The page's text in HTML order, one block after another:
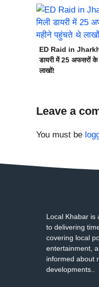
ED Raid in
डायरी में 25 अफसरों
लाखों!
Leave a
You must be
Local Khabar is
to delivering
covering local
entertainment,
informed about
developments..